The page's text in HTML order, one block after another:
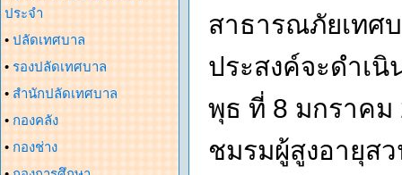
ประจำ
• ปลัดเทศบาล
• รองปลัดเทศบาล
• สำนักปลัดเทศบาล
• กองคลัง
• กองช่าง
สาธารณภัยเทศ
ประสงค์จะดำเ
พุธ ที่ 8 มกราคม
ชมรมผู้สูงอายุส